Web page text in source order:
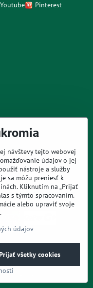
Youtube Pinterest
osobných údajov
návštevy tejto webovej
údajov o jej
nástroje a služby
sa môžu preniesť k
Kliknutím na „Prijať
s týmto spracovaním.
alebo upraviť svoje
údajov
všetky cookies